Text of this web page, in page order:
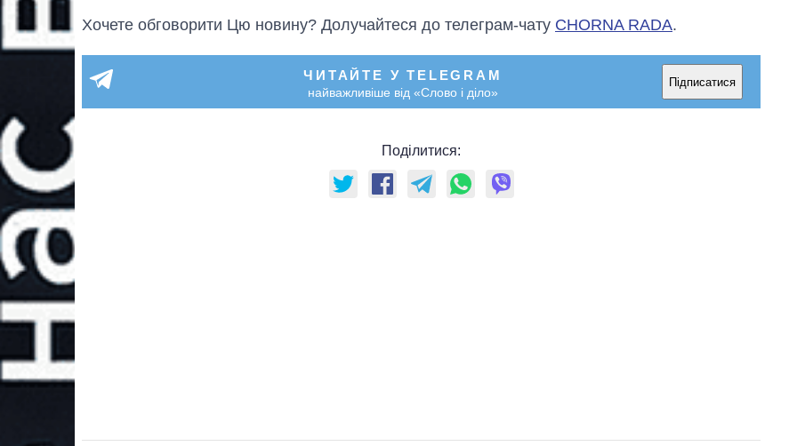
Хочете обговорити Цю новину? Долучайтеся до телеграм-чату CHORNA RADA.
ЧИТАЙТЕ У TELEGRAM
найважливіше від «Слово і діло»
Підписатися
Поділитися: